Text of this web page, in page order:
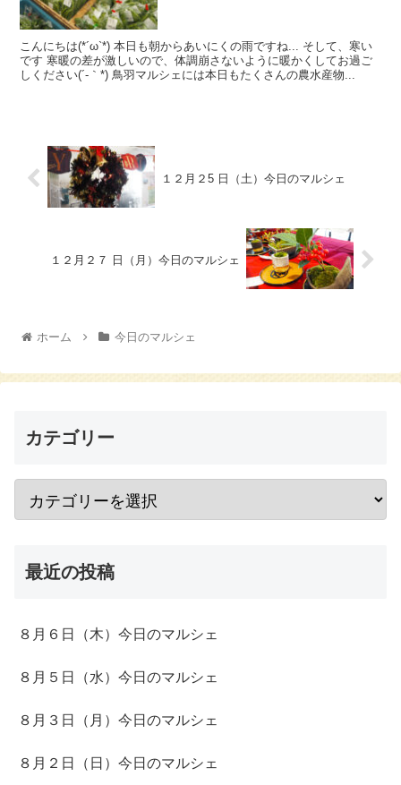
こんにちは(*´ω`*) 本日も朝からあいにくの雨ですね... そして、寒い
です 寒暖の差が激しいので、体調崩さないように暖かくしてお過ご
しください(´-｀*) 鳥羽マルシェには本日もたくさんの農水産物...
１２月２5 日（土）今日のマルシェ
１２月２７ 日（月）今日のマルシェ
ホーム 今日のマルシェ
カテゴリー
最近の投稿
８月６日（木）今日のマルシェ
８月５日（水）今日のマルシェ
８月３日（月）今日のマルシェ
８月２日（日）今日のマルシェ